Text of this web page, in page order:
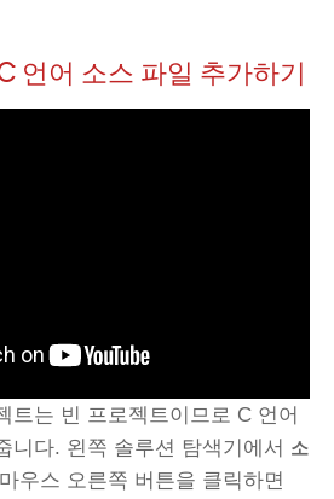
언어 소스 파일 추가하기
트는 빈 프로젝트이므로 C 언어
니다. 왼쪽 솔루션 탐색기에서 소
우스 오른쪽 버튼을 클릭하면